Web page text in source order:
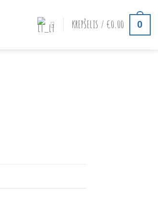
KREPŠELIS / €0.00 0